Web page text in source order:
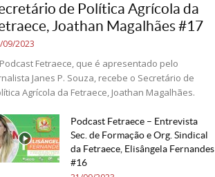
de Política Agrícola da
Joathan Magalhães #17
09/2023
Fetraece, que é apresentado pelo
Janes P. Souza, recebe o Secretário de
Agrícola da Fetraece, Joathan Magalhães.
Podcast Fetraece – Entrevista
Sec. de Formação e Org. Sindical
da Fetraece, Elisângela Fernandes
#16